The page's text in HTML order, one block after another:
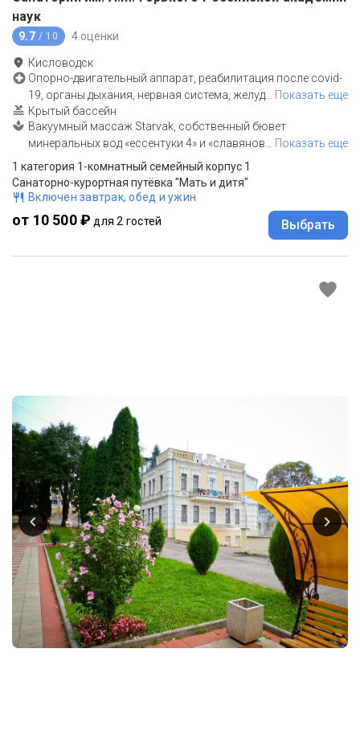
наук
9.7 / 10 4 оценки
Кисловодск
Опорно-двигательный аппарат, реабилитация после covid-
19, органы дыхания, нервная система, желуд… Показать еще
Крытый бассейн
Вакуумный массаж Starvak, собственный бювет
минеральных вод «ессентуки 4» и «славянов… Показать еще
1 категория 1-комнатный семейный корпус 1
Санаторно-курортная путёвка "Мать и дитя"
Включен завтрак, обед и ужин
от 10 500 ₽ для 2 гостей Выбрать